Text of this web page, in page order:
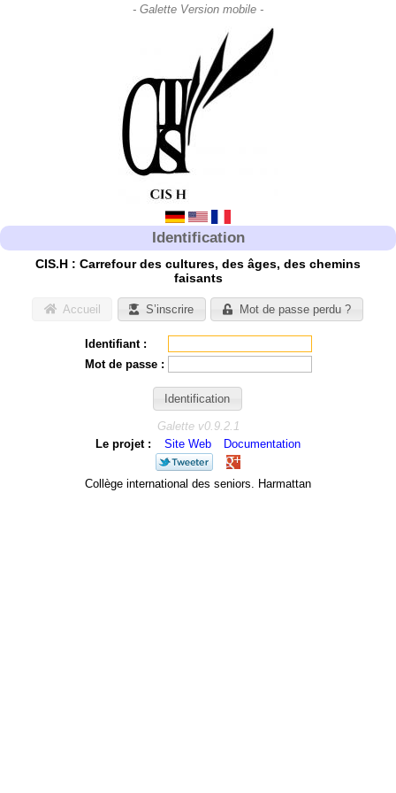
Identification
CIS.H : Carrefour des cultures, des âges, des chemins
faisants
Accueil S’inscrire Mot de passe perdu ?
Identifiant :
Mot de passe :
Galette v0.9.2.1
Le projet :
Site Web Documentation
Collège international des seniors. Harmattan